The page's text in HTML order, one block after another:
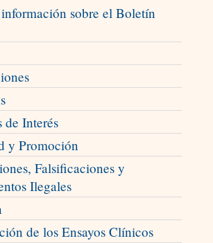
sobre el Boletín
Interés
y Promoción
Falsificaciones y
Ilegales
de los Ensayos Clínicos